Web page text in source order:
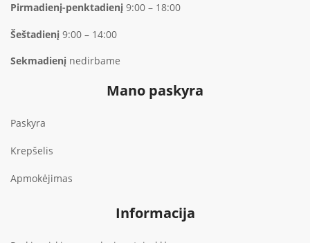
Pirmadienį-penktadienį 9:00 – 18:00
Šeštadienį 9:00 – 14:00
Sekmadienį nedirbame
Mano paskyra
Paskyra
Krepšelis
Apmokėjimas
Informacija